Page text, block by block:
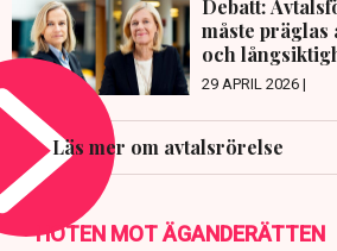
Debatt:
måste präglas
och
29 APRIL 2026 |
Läs mer om avtalsrörelse
HOTEN MOT ÄGANDERÄTTEN